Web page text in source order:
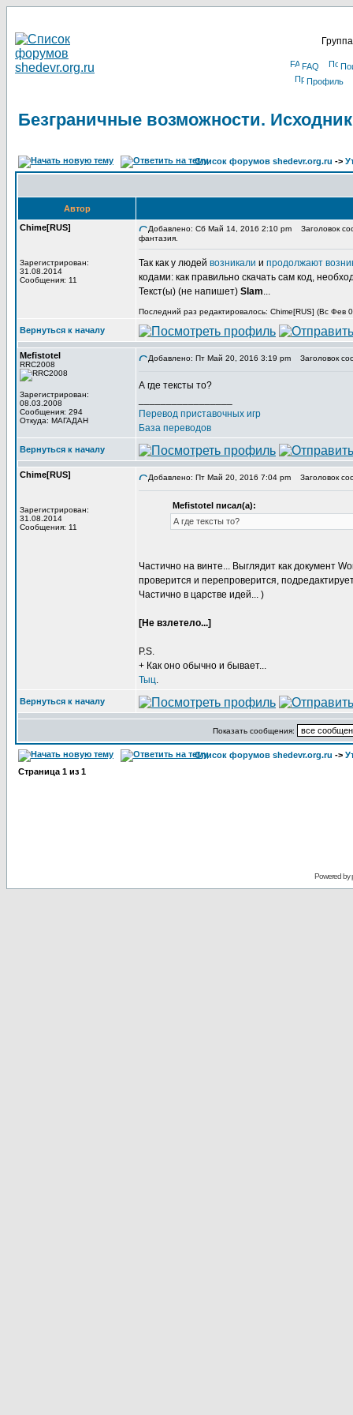
FAQ
Профиль
Безграничные возможности.
Список форумов shedevr.org.ru ->
Автор
Chime[RUS]
Зарегистрирован:
31.08.2014
Сообщения: 11
Добавлено: Сб Май 14, 2016 2:10 pm
Заголовок
фантазия.
Так как у людей возникали и продолжают
кодами: как правильно скачать сам код,
Текст(ы) (не напишет) Slam...
Последний раз редактировалось: Chime[RUS] (Вс Фев
Вернуться к началу
Mefistotel
RRC2008
Зарегистрирован:
08.03.2008
Сообщения: 294
Откуда: МАГАДАН
Добавлено: Пт Май 20, 2016 3:19 pm Заголовок
А где тексты то?
Перевод приставочных игр
База переводов
Вернуться к началу
Chime[RUS]
Зарегистрирован:
31.08.2014
Сообщения: 11
Добавлено: Пт Май 20, 2016 7:04 pm Заголовок
Mefistotel писал(а):
А где тексты то?
Частично на винте... Выглядит как документ
проверится и перепроверится,
Частично в царстве идей... )
[Не взлетело...]
P.S.
+ Как оно обычно и бывает...
Тыц.
Вернуться к началу
Показать сообщения:
Список форумов shedevr.org.ru ->
Страница 1 из 1
Powered by